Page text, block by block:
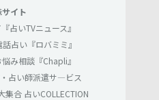
イト
占いTVニュース』
占い『ロバミミ』
み相談『Chapli』
占い師派遣サ―ビス
合 占いCOLLECTION